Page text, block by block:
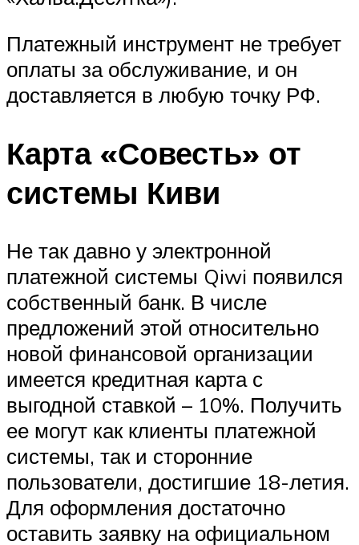
Платежный инструмент не требует
оплаты за обслуживание, и он
доставляется в любую точку РФ.
Карта «Совесть» от
системы Киви
Не так давно у электронной
платежной системы Qiwi появился
собственный банк. В числе
предложений этой относительно
новой финансовой организации
имеется кредитная карта с
выгодной ставкой – 10%. Получить
ее могут как клиенты платежной
системы, так и сторонние
пользователи, достигшие 18-летия.
Для оформления достаточно
оставить заявку на официальном